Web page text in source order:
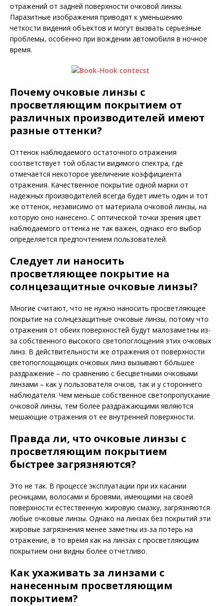
отражений от задней поверхности очковой линзы.
Паразитные изображения приводят к уменьшению
четкости видения объектов и могут вы­звать серьезные
проблемы, особенно при вождении автомобиля в ночное
время.
Почему очковые линзы с
просветляющим покрытием от
различных производителей имеют
разные оттенки?
Оттенок наблюдаемого остаточного отражения
соответствует той области видимого спектра, где
отмечается некоторое увеличение коэффициента
отражения. Качественное покрытие одной марки от
надежных производителей всегда будет иметь один и тот
же оттенок, независимо от материала очковой линзы, на
которую оно нанесено. С оптической точки зрения цвет
наблюдаемого оттенка не так важен, однако его выбор
определяется предпочтением пользователей.
Следует ли наносить
просветляющее покрытие на
солнцезащитные очковые линзы?
Многие считают, что не нужно наносить просветляющее
покрытие на солнцезащитные очковые линзы, потому что
отражения от обеих поверхностей будут малозаметны из-
за собственного высокого светопоглощения этих очковых
линз. В действительности же отражения от поверхности
светопоглощающих очковых линз вызывают бóльшее
раздражение – по сравнению с бесцветными очковыми
линзами – как у пользователя очков, так и у стороннего
наблюдателя. Чем меньше собственное светопропускание
очковой линзы, тем более раздражающими являются
мешающие отражения от ее внутренней поверхности.
Правда ли, что очковые линзы с
просветляющим покрытием
быстрее загрязняются?
Это не так. В процессе эксплуатации при их касании
ресницами, волосами и бровями, имеющими на своей
поверхности естественную жировую смазку, загрязняются
любые очковые линзы. Однако на линзах без покрытий эти
жировые загрязнения менее заметны из-за потерь на
отражение, в то время как на линзах с просветляющим
покрытием они видны более отчетливо.
Как ухаживать за линзами с
нанесенным просветляющим
покрытием?